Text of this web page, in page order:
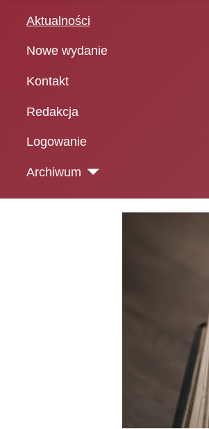
Aktualności
Nowe wydanie
Kontakt
Redakcja
Logowanie
Archiwum